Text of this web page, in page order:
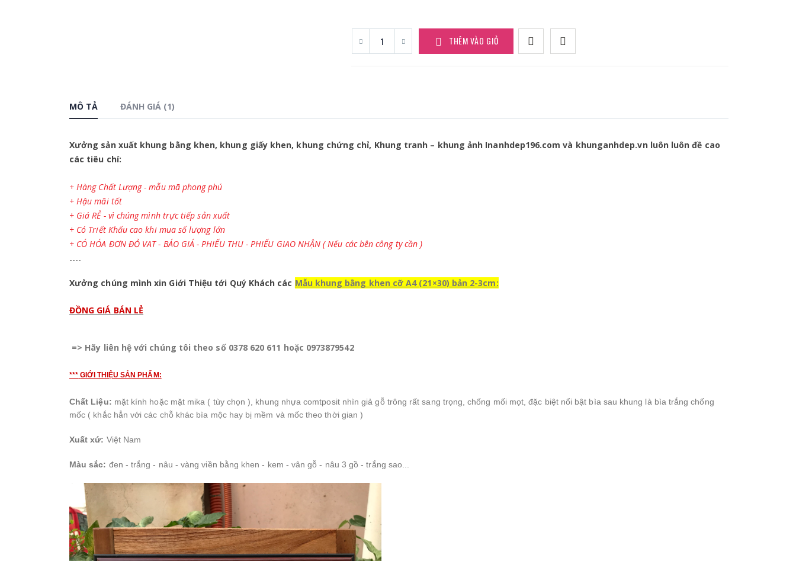
THÊM VÀO GIỎ
MÔ TẢ ĐÁNH GIÁ (1)
Xưởng sản xuất khung bằng khen, khung giấy khen, khung chứng chỉ, Khung tranh – khung ảnh Inanhdep196.com và khunganhdep.vn luôn luôn đề cao
các tiêu chí:
+ Hàng Chất Lượng - mẫu mã phong phú
+ Hậu mãi tốt
+ Giá RẺ - vì chúng mình trực tiếp sản xuất
+ Có Triết Khấu cao khi mua số lượng lớn
+ CÓ HÓA ĐƠN ĐỎ VAT - BÁO GIÁ - PHIẾU THU - PHIẾU GIAO NHẬN ( Nếu các bên công ty cần )
----
Xưởng chúng mình xin Giới Thiệu tới Quý Khách các Mẫu khung bằng khen cỡ A4 (21×30) bản 2-3cm:
ĐỒNG GIÁ BÁN LẺ
=> Hãy liên hệ với chúng tôi theo số 0378 620 611 hoặc 0973879542
*** GIỚI THIỆU SẢN PHẨM:
Chất Liệu: mặt kính hoặc mặt mika ( tùy chọn ), khung nhựa comtposit nhìn giả gỗ trông rất sang trọng, chống mối mọt, đặc biệt nổi bật bìa sau khung là bìa trắng chống
mốc ( khắc hẳn với các chỗ khác bìa mộc hay bị mềm và mốc theo thời gian )
Xuất xứ: Việt Nam
Màu sắc: đen - trắng - nâu - vàng viền bằng khen - kem - vân gỗ - nâu 3 gồ - trắng sao...